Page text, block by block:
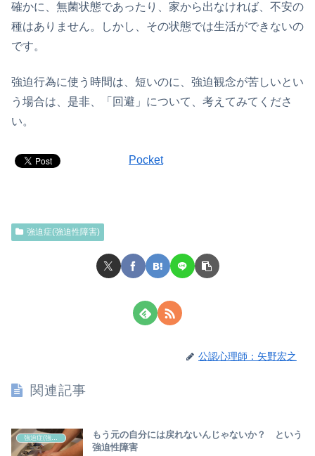
確かに、無菌状態であったり、家から出なければ、不安の
種はありません。しかし、その状態では生活ができないの
です。
強迫行為に使う時間は、短いのに、強迫観念が苦しいとい
う場合は、是非、「回避」について、考えてみてくださ
い。
Pocket
強迫症(強迫性障害)
公認心理師：矢野宏之
関連記事
もう元の自分には戻れないんじゃないか？ という
強迫性障害